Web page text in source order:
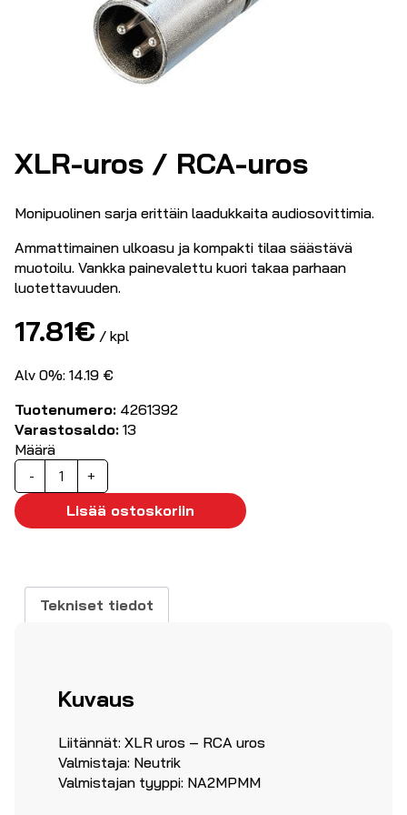
XLR-uros / RCA-uros
Monipuolinen sarja erittäin laadukkaita audiosovittimia.
Ammattimainen ulkoasu ja kompakti tilaa säästävä
muotoilu. Vankka painevalettu kuori takaa parhaan
luotettavuuden.
17.81€ / kpl
Alv 0%: 14.19 €
Tuotenumero: 4261392
Varastosaldo: 13
Määrä
-
XLR-
uros
RCA-
+
Lisää ostoskoriin
Tekniset tiedot
Kuvaus
Liitännät: XLR uros – RCA uros
Valmistaja: Neutrik
Valmistajan tyyppi: NA2MPMM